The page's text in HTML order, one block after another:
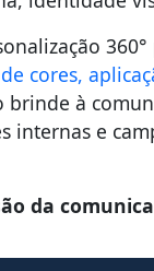
cores,
à
internas e
da